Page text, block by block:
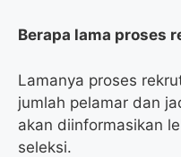
Berapa lama proses
Lamanya proses
jumlah pelamar dan
akan diinformasikan
seleksi.